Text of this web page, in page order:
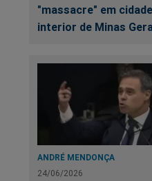
"massacre" em
interior de Minas
ANDRÉ MENDONÇA
24/06/2026